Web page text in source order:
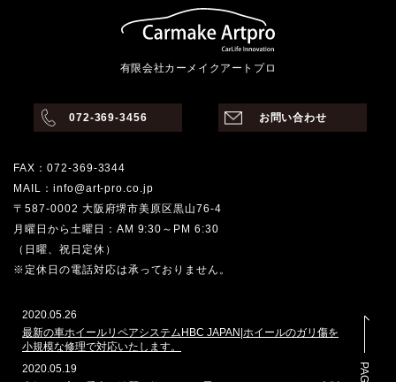
有限会社カーメイクアートプロ
072-369-3456 お問い合わせ
FAX：072-369-3344
MAIL：info@art-pro.co.jp
〒587-0002 大阪府堺市美原区黒山76-4
月曜日から土曜日：AM 9:30～PM 6:30
（日曜、祝日定休）
※定休日の電話対応は承っておりません。
2020.05.26
最新の車ホイールリペアシステムHBC JAPAN|ホイールのガリ傷を
小規模な修理で対応いたします。
2020.05.19